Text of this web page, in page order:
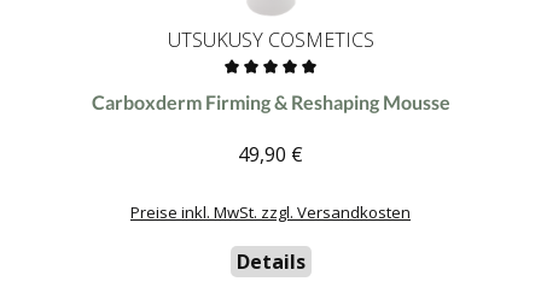
UTSUKUSY COSMETICS
Durchschnittliche Bewertung von 0 von 5 Sternen
Carboxderm Firming & Reshaping Mousse
Regulärer Preis:
49,90 €
Preise inkl. MwSt. zzgl. Versandkosten
Details